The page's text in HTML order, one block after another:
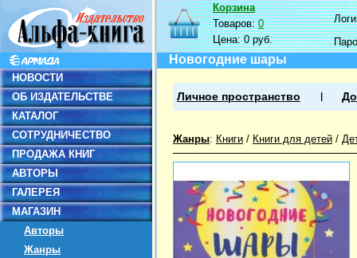
НОВОСТИ
ОБ ИЗДАТЕЛЬСТВЕ
КАТАЛОГ
СОТРУДНИЧЕСТВО
ПРОДАЖА КНИГ
АВТОРЫ
ГАЛЕРЕЯ
МАГАЗИН
Авторы
Жанры
Корзина
Товаров:0
Цена:0 руб.
Новогодние шары
Личное пространство
Жанры: Книги / Книги для детей /